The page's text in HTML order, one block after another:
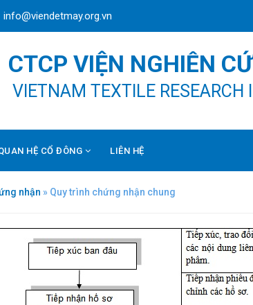
info@viendetmay.org.vn
CTCP VIỆN NGHIÊN
VIETNAM TEXTILE RESEARCH
HỆ CỔ ĐÔNG LIÊN HỆ
nhận » Quy trình chứng nhận chung